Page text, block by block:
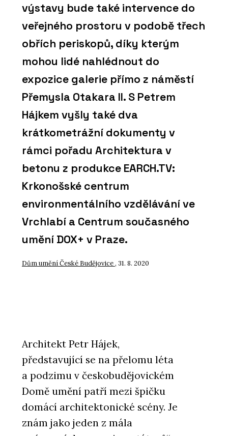
výstavy bude také intervence do
veřejného prostoru v podobě třech
obřích periskopů, díky kterým
mohou lidé nahlédnout do
expozice galerie přímo z náměstí
Přemysla Otakara II. S Petrem
Hájkem vyšly také dva
krátkometrážní dokumenty v
rámci pořadu Architektura v
betonu z produkce EARCH.TV:
Krkonošské centrum
environmentálního vzdělávání ve
Vrchlabí a Centrum současného
umění DOX+ v Praze.
Dům umění České Budějovice , 31. 8. 2020
Architekt Petr Hájek,
představující se na přelomu léta
a podzimu v českobudějovickém
Domě umění patří mezi špičku
domácí architektonické scény. Je
znám jako jeden z mála